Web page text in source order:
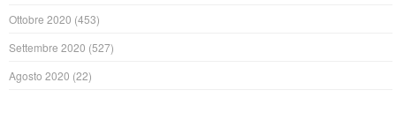
Ottobre 2020 (453)
Settembre 2020 (527)
Agosto 2020 (22)